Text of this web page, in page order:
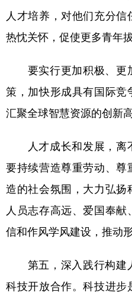
人才培养，对他们充分信
热忱关怀，促使更多青年
要实行更加积极、更
策，加快形成具有国际竞
汇聚全球智慧资源的创新高
人才成长和发展，离不
要持续营造尊重劳动、尊
造的社会氛围，大力弘扬
人员志存高远、爱国奉
信和作风学风建设，推动
第五，深入践行构建
科技开放合作。科技进步